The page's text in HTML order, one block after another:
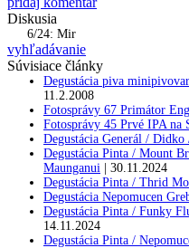
Diskusia
6/24: Mir
vyhľadávanie
Súvisiace články
Degustácia piva
11.2.2008
Fotosprávy 67 Primátor
Fotosprávy 45 Prvé IPA na
Degustácia Generál /
Degustácia Pinta / Mount
Maunganui
30.11.2024
Degustácia Pinta / Thrid
Degustácia Nepomucen
Degustácia Pinta / Funky
14.11.2024
Degustácia Pinta /